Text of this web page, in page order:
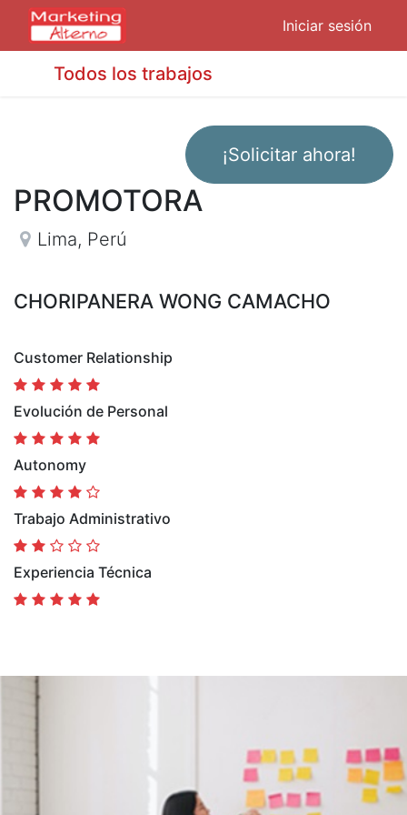
Iniciar sesión
Todos los trabajos
¡Solicitar ahora!
PROMOTORA
Lima, Perú
CHORIPANERA WONG CAMACHO
Customer Relationship
Evolución de Personal
Autonomy
Trabajo Administrativo
Experiencia Técnica